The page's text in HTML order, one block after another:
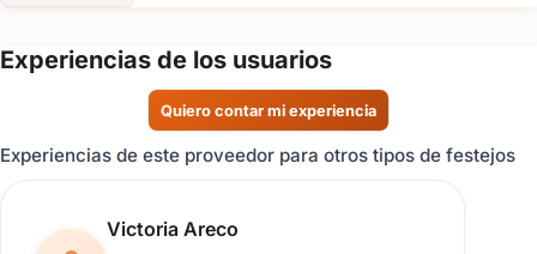
Experiencias de los usuarios
Quiero contar mi experiencia
Experiencias de este proveedor para otros tipos de festejos
Reseña de usuario.
Victoria Areco